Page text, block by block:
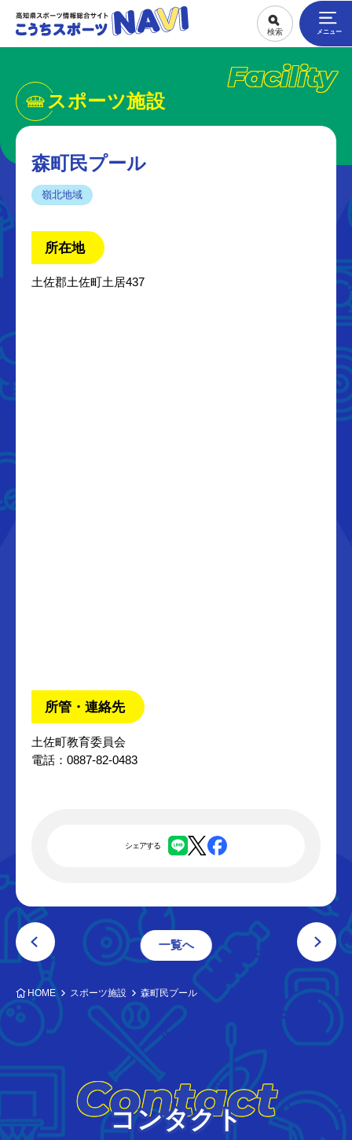
Facility
スポーツ施設
森町民プール
嶺北地域
所在地
土佐郡土佐町土居437
所管・連絡先
土佐町教育委員会
電話：0887-82-0483
シェアする
一覧へ
HOME スポーツ施設 森町民プール
Contact
コンタクト